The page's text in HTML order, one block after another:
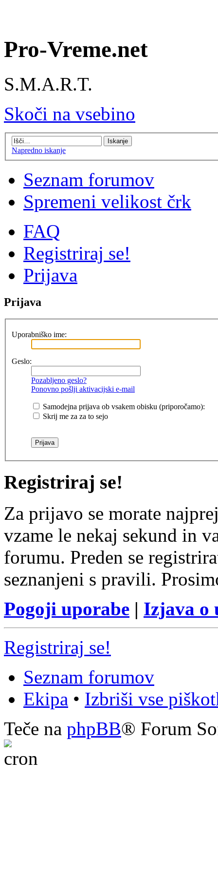
Pro-Vreme.net
S.M.A.R.T.
Skoči na vsebino
Napredno iskanje
Seznam forumov
Spremeni velikost črk
FAQ
Registriraj se!
Prijava
Prijava
Uporabniško ime:
Geslo:
Pozabljeno geslo?
Ponovno pošlji aktivacijski e-mail
Samodejna prijava ob vsakem obisku (priporočamo):
Skrij me za za to sejo
Registriraj se!
Za prijavo se morate
vzame le nekaj sekund in
forumu. Preden se
seznanjeni s pravili.
Pogoji uporabe | Izjava o
Registriraj se!
Seznam forumov
Ekipa • Izbriši vse
Teče na phpBB® Forum